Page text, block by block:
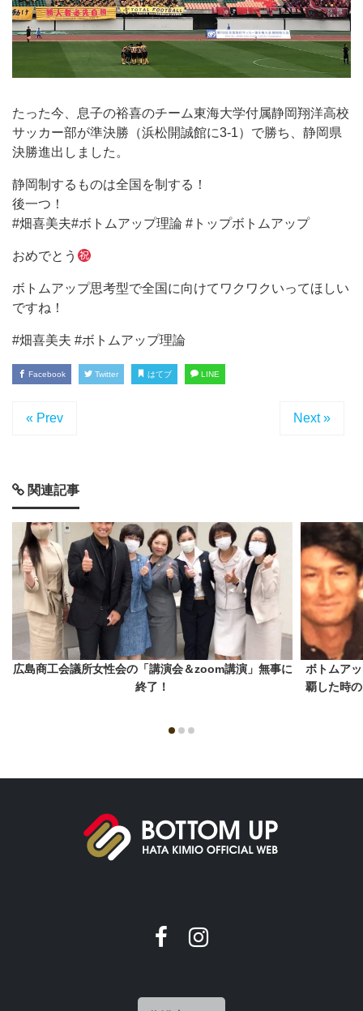
たった今、息子の裕喜のチーム東海大学付属静岡翔洋高校
サッカー部が準決勝（浜松開誠館に3-1）で勝ち、静岡県
決勝進出しました。
静岡制するものは全国を制する！
後一つ！
#畑喜美夫#ボトムアップ理論 #トップボトムアップ
おめでとう
ボトムアップ思考型で全国に向けてワクワクいってほしい
ですね！
#畑喜美夫 #ボトムアップ理論
Facebook Twitter はてブ LINE
« Prev Next »
関連記事
広島商工会議所女性会の「講演会＆zoom講演」無事に
終了！
ボトムア
覇した時